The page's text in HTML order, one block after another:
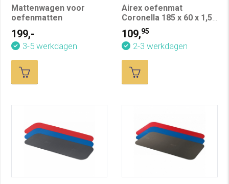
Mattenwagen voor
oefenmatten
199,-
3-5 werkdagen
Airex oefenmat
Coronella 185 x 60 x 1,5
cm
109,95
2-3 werkdagen